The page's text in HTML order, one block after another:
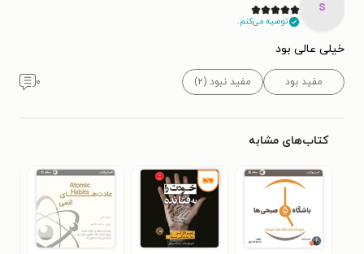
s
توصیه می‌کنم.
خیلی عالی بود
مفید بود مفید نبود (۲) ۰
کتاب‌های مشابه